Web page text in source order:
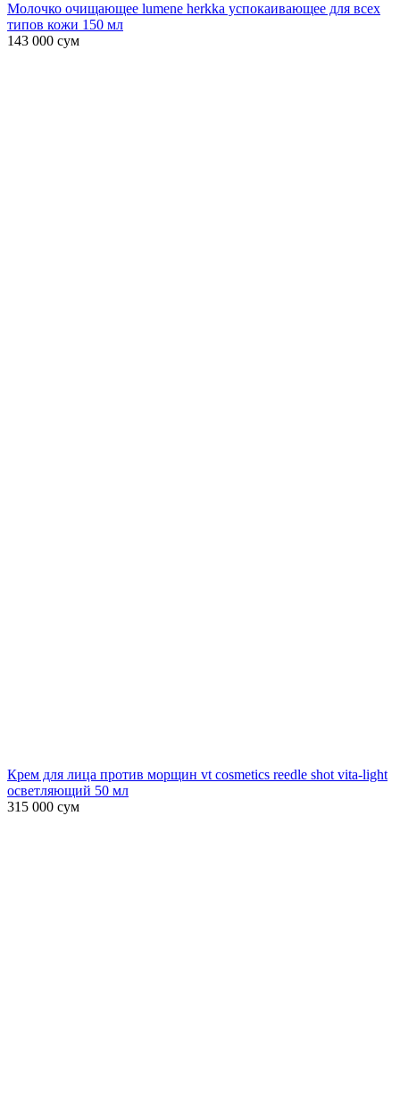
Молочко очищающее lumene herkka успокаивающее для всех
типов кожи 150 мл
143 000 сум
Крем для лица против морщин vt cosmetics reedle shot vita-light
осветляющий 50 мл
315 000 сум